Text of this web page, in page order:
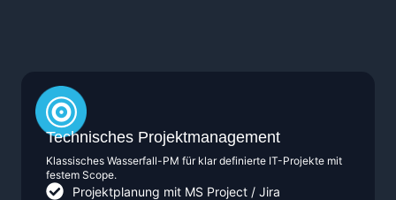
Technisches Projektmanagement
Klassisches Wasserfall-PM für klar definierte IT-Projekte mit
festem Scope.
Projektplanung mit MS Project / Jira